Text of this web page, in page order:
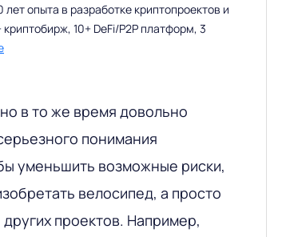
опыта в разработке криптопроектов и
10+ DeFi/P2P платформ, 3
в то же время довольно
понимания
уменьшить возможные риски,
велосипед, а просто
проектов. Например,